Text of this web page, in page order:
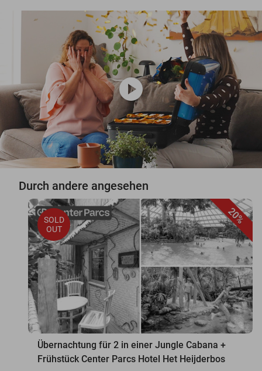
play_circle
Durch andere angesehen
20%
SOLD
OUT
Übernachtung für 2 in einer Jungle Cabana +
Frühstück Center Parcs Hotel Het Heijderbos